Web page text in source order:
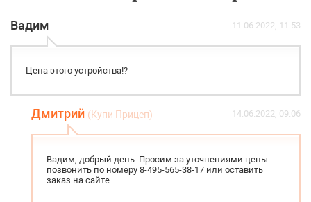
Вадим 11.06.2022, 11:53
Цена этого устройства!?
Дмитрий (Купи Прицеп) 14.06.2022, 09:06
Вадим, добрый день. Просим за уточнениями цены
позвонить по номеру 8-495-565-38-17 или оставить
заказ на сайте.